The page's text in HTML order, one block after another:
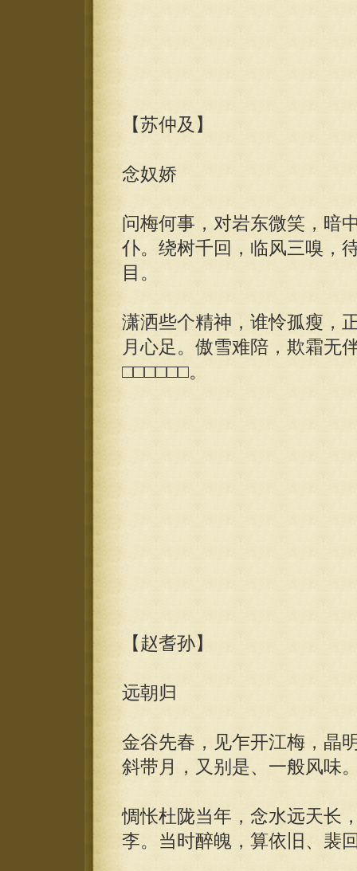
【苏仲及】
念奴娇
问梅何事，对岩东微笑，暗
仆。绕树千回，临风三嗅，
目。
潇洒些个精神，谁怜孤瘦，
月心足。傲雪难陪，欺霜无
□□□□□□。
【赵耆孙】
远朝归
金谷先春，见乍开江梅，晶
斜带月，又别是、一般风味
惆怅杜陇当年，念水远天长
李。当时醉魄，算依旧、裴